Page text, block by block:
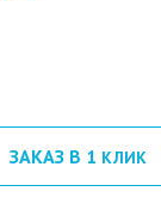
ЗАКАЗ В 1 КЛИК